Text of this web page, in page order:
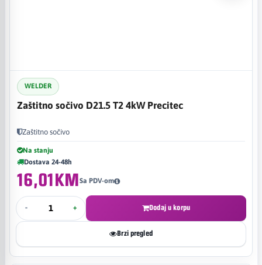
WELDER
Zaštitno sočivo D21.5 T2 4kW Precitec
Zaštitno sočivo
Na stanju
Dostava 24-48h
16,01KMSa PDV-om
- + Dodaj u korpu
Brzi pregled